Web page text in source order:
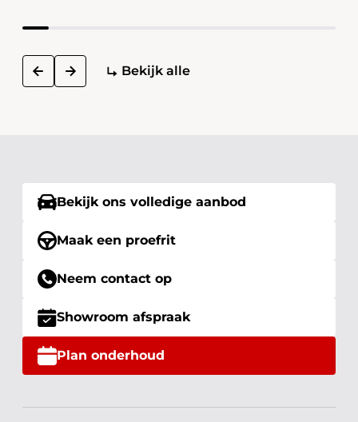
prev next Bekijk alle
Bekijk ons volledige aanbod
Maak een proefrit
Neem contact op
Showroom afspraak
Plan onderhoud